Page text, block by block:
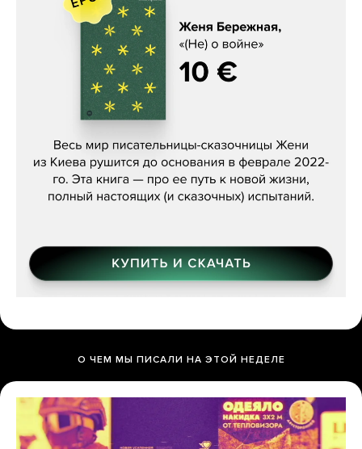
Женя Бережная, «(Не) о войне»
О ЧЕМ МЫ ПИСАЛИ НА ЭТОЙ НЕДЕЛЕ